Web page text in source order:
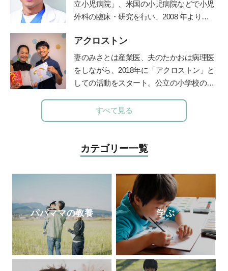
バイザー等を務めてきた。
」の有料サービスで聴取できます）。
立小児病院」、米国の小児病院などで小児
外科の臨床・研究を行い、2008 年より現
外科。保育園の園医、小・中学校の校医も
務める。
アクロストン
妻のみさとは産業医、夫のたかおは病理医
をしながら、 2018年に「アクロストン」と
しての活動をスタート。公立の小学校の授
性にまつわるワークショップを行う。『３
～９歳ではじめるアクロストン式「赤ちゃ
もに伝えたい性のＱ＆Ａ』（主婦の友
社）、『思春期の性と恋愛 子どもたちの
頭の中がこんなことになっているなん
て！』（主婦の友社）、『10歳からのカラ
ダ・性・ココロのいろいろブック(ほるぷ
出版)』が発売中。公式ＨＰ
すべて見る
カテゴリー一覧
パパママの教養 学ぶ